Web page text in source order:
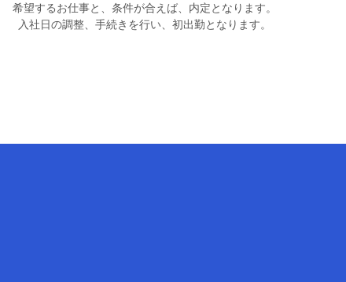
希望するお仕事と、条件が合えば、内定となります。
入社日の調整、手続きを行い、初出勤となります。